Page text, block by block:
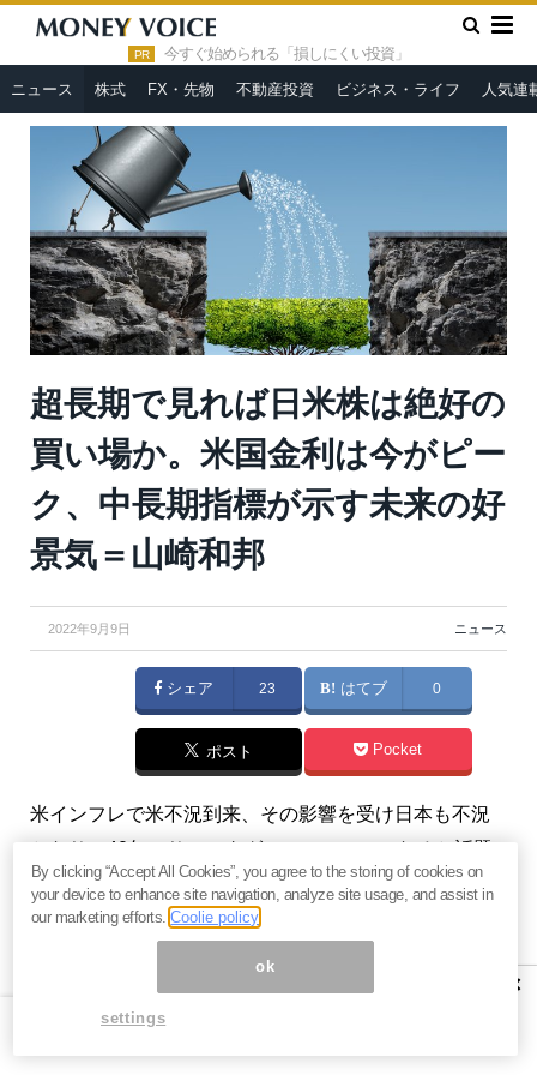
PR 今すぐ始められる「損しにくい投資」
ニュース 株式 FX・先物 不動産投資 ビジネス・ライフ 人気連
HOME » ニュース »
超長期で見れば日米株は絶好の買い場か。
米国金利は今がピーク、中長期指標が示す未来の好景気＝山崎和邦
超長期で見れば日米株は絶好の
買い場か。米国金利は今がピー
ク、中長期指標が示す未来の好
景気＝山崎和邦
2022年9月9日 ニュース
シェア 23 はてブ 0
ポスト Pocket
米インフレで米不況到来、その影響を受け日本も不況
となり、40年ぶりのスタグフレーションになると話題
になっている。しかし、米国の潜在成長率は高いし、
長期で見れば伸びていくであろう。また、日本株も益
で見れば、今は絶好の買い場なのかもしれない。
週報『投機の流儀』
×
By clicking “Accept All Cookies”, you agree to the storing of cookies on
your device to enhance site navigation, analyze site usage, and assist in
our marketing efforts.Coolie policy
ok
settings